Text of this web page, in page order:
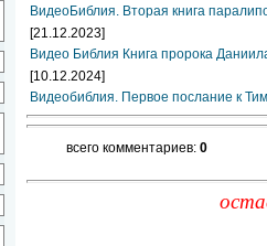
ВидеоБиблия. Вторая книга
[21.12.2023]
Видео Библия Книга пророка
[10.12.2024]
Видеобиблия. Первое послание к
всего комментариев: 0